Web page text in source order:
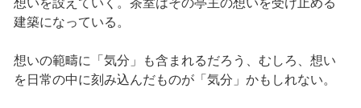
想いを設えていく。茶室はその亭主の想いを受け止める
建築になっている。
想いの範疇に「気分」も含まれるだろう、むしろ、想い
を日常の中に刻み込んだものが「気分」かもしれない。